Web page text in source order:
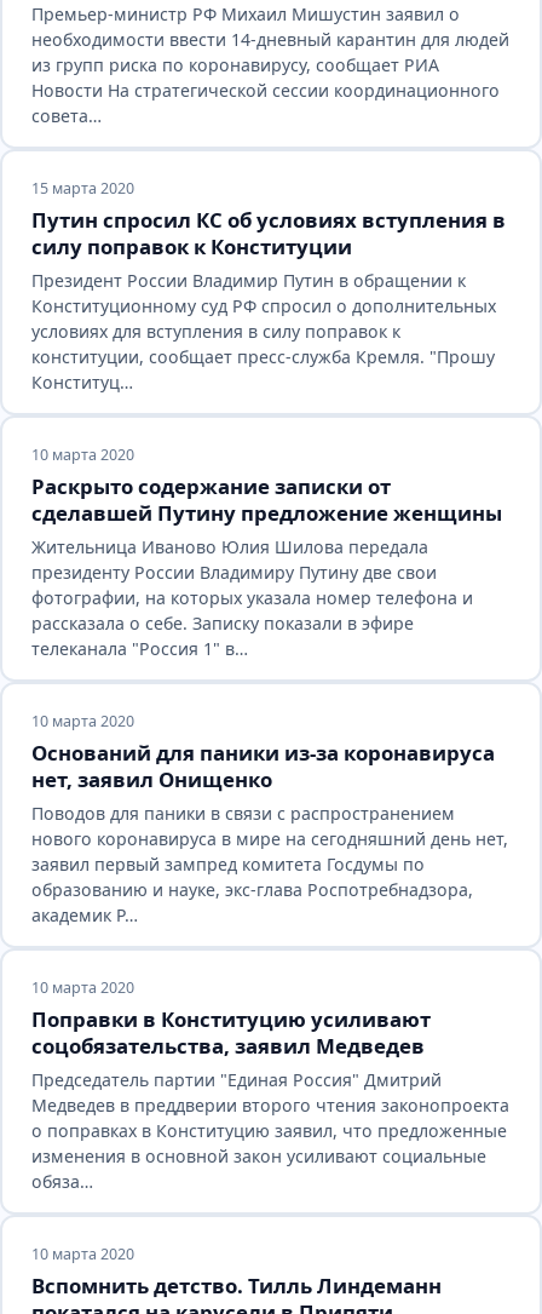
Премьер-министр РФ Михаил Мишустин заявил о
необходимости ввести 14-дневный карантин для людей
из групп риска по коронавирусу, сообщает РИА
Новости На стратегической сессии координационного
совета…
15 марта 2020
Путин спросил КС об условиях вступления в
силу поправок к Конституции
Президент России Владимир Путин в обращении к
Конституционному суд РФ спросил о дополнительных
условиях для вступления в силу поправок к
конституции, сообщает пресс-служба Кремля. "Прошу
Конституц…
10 марта 2020
Раскрыто содержание записки от
сделавшей Путину предложение женщины
Жительница Иваново Юлия Шилова передала
президенту России Владимиру Путину две свои
фотографии, на которых указала номер телефона и
рассказала о себе. Записку показали в эфире
телеканала "Россия 1" в…
10 марта 2020
Оснований для паники из-за коронавируса
нет, заявил Онищенко
Поводов для паники в связи с распространением
нового коронавируса в мире на сегодняшний день нет,
заявил первый зампред комитета Госдумы по
образованию и науке, экс-глава Роспотребнадзора,
академик Р…
10 марта 2020
Поправки в Конституцию усиливают
соцобязательства, заявил Медведев
Председатель партии "Единая Россия" Дмитрий
Медведев в преддверии второго чтения законопроекта
о поправках в Конституцию заявил, что предложенные
изменения в основной закон усиливают социальные
обяза…
10 марта 2020
Вспомнить детство. Тилль Линдеманн